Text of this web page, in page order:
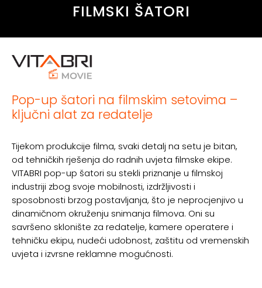
FILMSKI ŠATORI
Pop-up šatori na filmskim setovima –
ključni alat za redatelje
Tijekom produkcije filma, svaki detalj na setu je bitan,
od tehničkih rješenja do radnih uvjeta filmske ekipe.
VITABRI pop-up šatori su stekli priznanje u filmskoj
industriji zbog svoje mobilnosti, izdržljivosti i
sposobnosti brzog postavljanja, što je neprocjenjivo u
dinamičnom okruženju snimanja filmova. Oni su
savršeno sklonište za redatelje, kamere operatere i
tehničku ekipu, nudeći udobnost, zaštitu od vremenskih
uvjeta i izvrsne reklamne mogućnosti.